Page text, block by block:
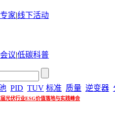
家|线下活动
议|低碳科普
PID TUV 标准 质量 逆变器
光伏行业ESG价值落地与实践峰会